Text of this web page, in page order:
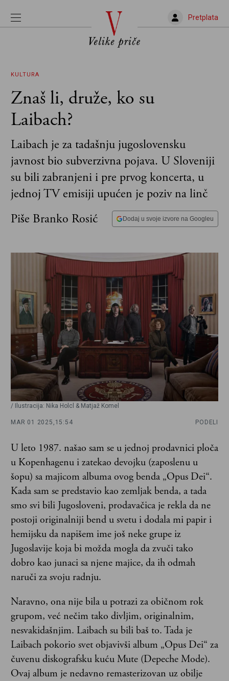
Pretplata
KULTURA
Znaš li, druže, ko su
Laibach?
Laibach je za tadašnju jugoslovensku
javnost bio subverzivna pojava. U Sloveniji
su bili zabranjeni i pre prvog koncerta, u
jednoj TV emisiji upućen je poziv na linč
Piše Branko Rosić
Dodaj u svoje izvore na Googleu
/ Ilustracija: Nika Holcl & Matjaž Komel
MAR 01 2025, 15:54 PODELI
U leto 1987. našao sam se u jednoj prodavnici ploča
u Kopenhagenu i zatekao devojku (zaposlenu u
šopu) sa majicom albuma ovog benda „Opus Dei“.
Kada sam se predstavio kao zemljak benda, a tada
smo svi bili Jugosloveni, prodavačica je rekla da ne
postoji originalniji bend u svetu i dodala mi papir i
hemijsku da napišem ime još neke grupe iz
Jugoslavije koja bi možda mogla da zvuči tako
dobro kao junaci sa njene majice, da ih odmah
naruči za svoju radnju.
Naravno, ona nije bila u potrazi za običnom rok
grupom, već nečim tako divljim, originalnim,
nesvakidašnjim. Laibach su bili baš to. Tada je
Laibach pokorio svet objavivši album „Opus Dei“ za
čuvenu diskografsku kuću Mute (Depeche Mode).
Ovaj album je nedavno remasterizovan uz obilje